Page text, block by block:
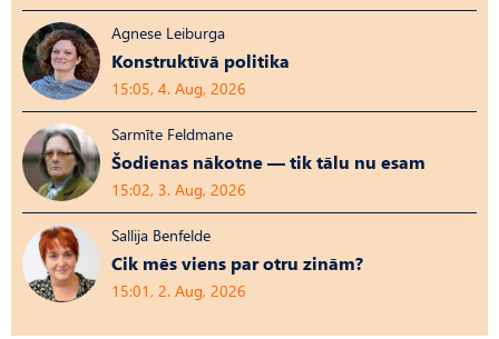
Agnese Leiburga
Konstruktīvā politika
15:05, 4. Aug, 2026
Sarmīte Feldmane
Šodienas nākotne — tik tālu nu esam
15:02, 3. Aug, 2026
Sallija Benfelde
Cik mēs viens par otru zinām?
15:01, 2. Aug, 2026